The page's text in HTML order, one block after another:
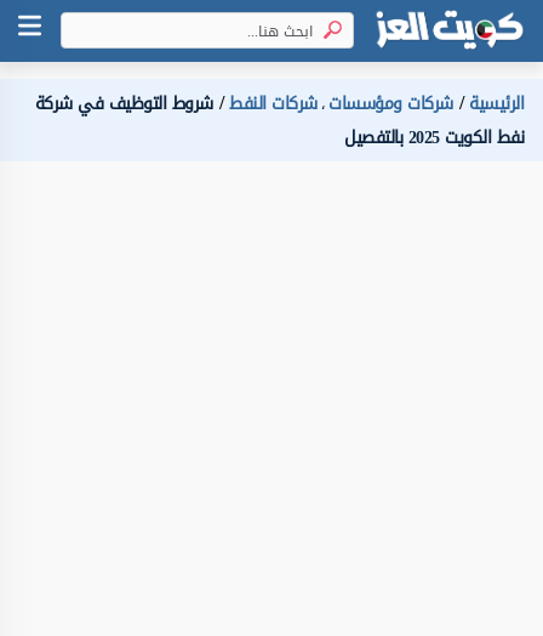
الرئيسية شركات ومؤسسات،شركات النفط شروط التوظيف في شركة
نفط الكويت 2025 بالتفصيل